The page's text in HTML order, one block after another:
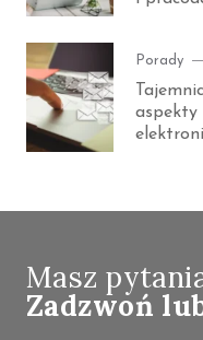
Category
Porady
aspekty
Masz
Zadzwoń